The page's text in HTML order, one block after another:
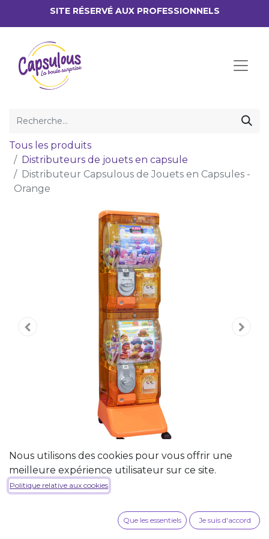
SITE RÉSERV​É AUX PROFESSIONNELS
Tous les produits
Distributeurs de jouets en capsule
Distributeur Capsulous de Jouets en Capsules -
Orange
Distributeur Capsulous de
Jouets en Capsules - Orange
Distributeur automatique de jouets en capsules
Nous utilisons des cookies pour vous offrir une
meilleure expérience utilisateur sur ce site.
Politique relative aux cookies
Que les essentiels Je suis d'accord